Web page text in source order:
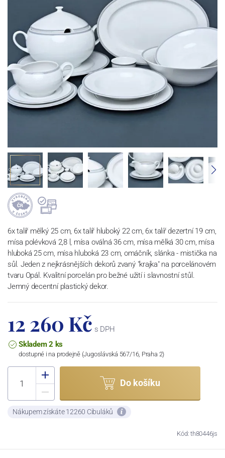
6x talíř mělký 25 cm, 6x talíř hluboký 22 cm, 6x talíř dezertní 19 cm,
mísa polévková 2,8 l, mísa oválná 36 cm, mísa mělká 30 cm, mísa
hluboká 25 cm, mísa hluboká 23 cm, omáčník, slánka - mistička na
sůl. Jeden z nejkrásnějších dekorů zvaný "krajka" na porcelánovém
tvaru Opál. Kvalitní porcelán pro bežné užití i slavnostní stůl.
Jemný decentní plastický dekor.
12 260 Kč s DPH
Skladem 2 ks
dostupné i na prodejně (Jugoslávská 567/16, Praha 2)
Do košíku
Nákupem získáte 12260 Cibuláků
Kód: th80446js